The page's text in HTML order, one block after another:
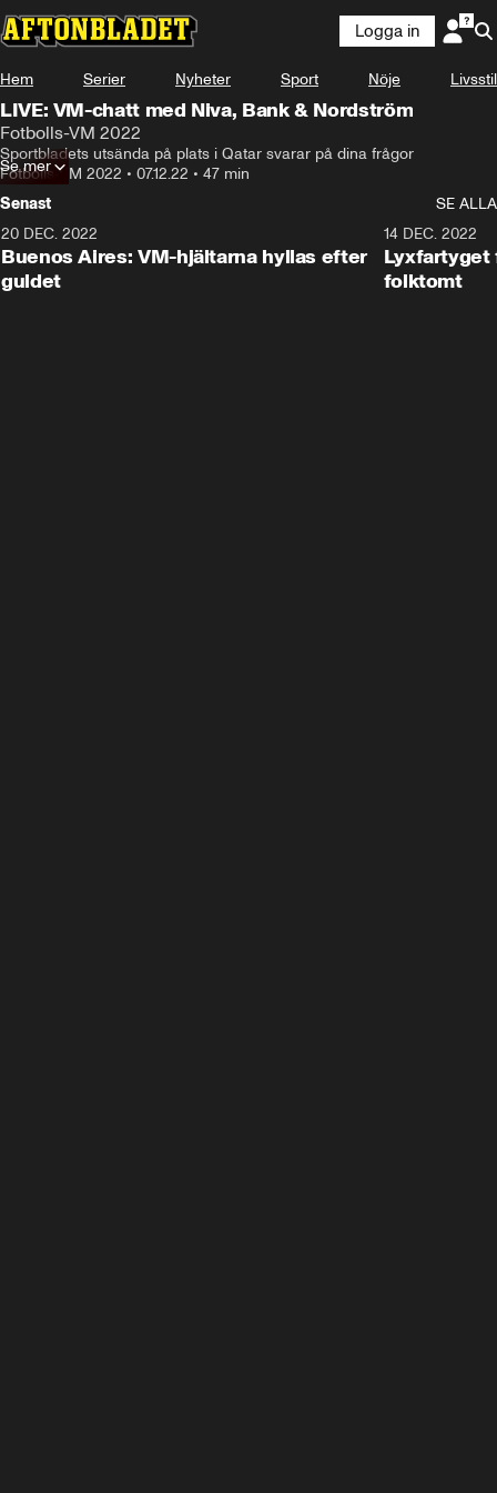
Logga in
Hem Serier Nyheter Sport Nöje Livsstil
LIVE: VM-chatt med Niva, Bank & Nordström
Fotbolls-VM 2022
Sportbladets utsända på plats i Qatar svarar på dina frågor
Fotbolls-VM 2022 • 07.12.22 • 47 min
Se mer
Senast
SE ALLA
20 DEC. 2022
Buenos Aires: VM-hjältarna hyllas efter
guldet
14 DEC. 2022
Lyxfartyget
folktomt